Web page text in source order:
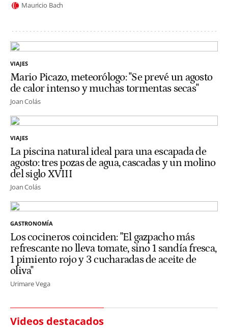
Mauricio Bach
VIAJES
Mario Picazo, meteorólogo: "Se prevé un agosto
de calor intenso y muchas tormentas secas"
Joan Colás
VIAJES
La piscina natural ideal para una escapada de
agosto: tres pozas de agua, cascadas y un molino
del siglo XVIII
Joan Colás
GASTRONOMÍA
Los cocineros coinciden: "El gazpacho más
refrescante no lleva tomate, sino 1 sandía fresca,
1 pimiento rojo y 3 cucharadas de aceite de
oliva"
Urimare Vega
Videos destacados